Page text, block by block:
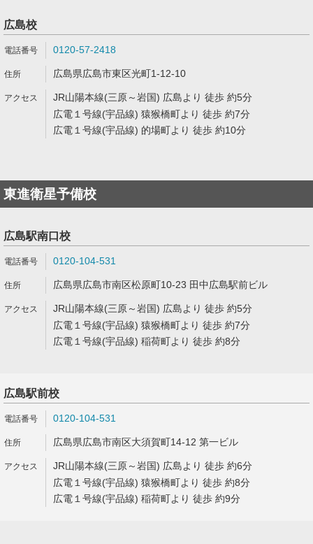
広島校
0120-57-2418
広島県広島市東区光町1-12-10
JR山陽本線(三原～岩国) 広島より 徒歩 約5分
広電１号線(宇品線) 猿猴橋町より 徒歩 約7分
広電１号線(宇品線) 的場町より 徒歩 約10分
東進衛星予備校
広島駅南口校
0120-104-531
広島県広島市南区松原町10-23 田中広島駅前ビル
JR山陽本線(三原～岩国) 広島より 徒歩 約5分
広電１号線(宇品線) 猿猴橋町より 徒歩 約7分
広電１号線(宇品線) 稲荷町より 徒歩 約8分
広島駅前校
0120-104-531
広島県広島市南区大須賀町14-12 第一ビル
JR山陽本線(三原～岩国) 広島より 徒歩 約6分
広電１号線(宇品線) 猿猴橋町より 徒歩 約8分
広電１号線(宇品線) 稲荷町より 徒歩 約9分